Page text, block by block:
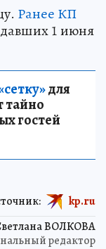
Ранее КП
1 июня
для
тайно
гостей
ВОЛКОВА
редактор
kp.ru